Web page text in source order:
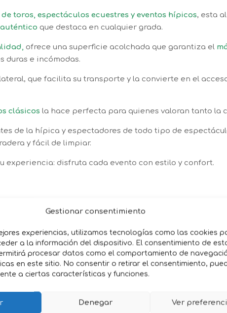
Gestionar consentimiento
experiencias, utilizamos tecnologías como las cookies
a la información del dispositivo. El consentimiento de
procesar datos como el comportamiento de
en este sitio. No consentir o retirar el consentimiento,
a ciertas características y funciones.
Denegar Ver
toros, espectáculos ecuestres y eventos hípicos, esta
que destaca en cualquier grada.
ofrece una superficie acolchada que garantiza el
duras e incómodas.
que facilita su transporte y la convierte en el
clásicos la hace perfecta para quienes valoran tanto la
de la hípica y espectadores de todo tipo de
y fácil de limpiar.
experiencia: disfruta cada evento con estilo y confort.